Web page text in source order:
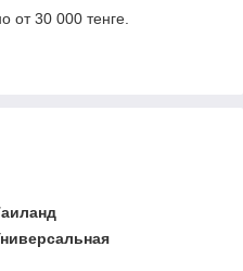
от 30 000 тенге.